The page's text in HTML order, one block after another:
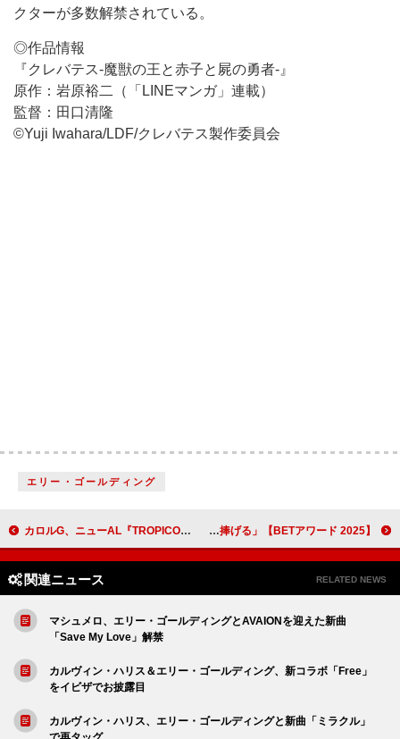
クターが多数解禁されている。
◎作品情報
『クレバテス-魔獣の王と赤子と屍の勇者-』
原作：岩原裕二（「LINEマンガ」連載）
監督：田口清隆
©Yuji Iwahara/LDF/クレバテス製作委員会
エリー・ゴールディング
カロルG、ニューAL『TROPICOQUETA』のティーザー映像公開 【2025 BETアワード】ケンドリック・ラマー、『GNX』で＜アルバム・オブ・ザ・イヤー＞に輝く「いつだってBETに心を捧げる」
関連ニュース RELATED NEWS
マシュメロ、エリー・ゴールディングとAVAIONを迎えた新曲
「Save My Love」解禁
カルヴィン・ハリス＆エリー・ゴールディング、新コラボ「Free」
をイビザでお披露目
カルヴィン・ハリス、エリー・ゴールディングと新曲「ミラクル」